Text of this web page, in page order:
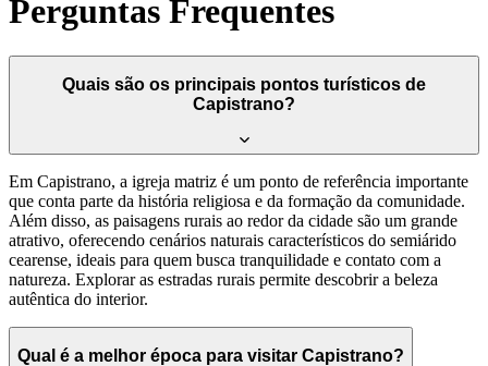
Perguntas Frequentes
Quais são os principais pontos turísticos de
Capistrano?
Em Capistrano, a igreja matriz é um ponto de referência importante
que conta parte da história religiosa e da formação da comunidade.
Além disso, as paisagens rurais ao redor da cidade são um grande
atrativo, oferecendo cenários naturais característicos do semiárido
cearense, ideais para quem busca tranquilidade e contato com a
natureza. Explorar as estradas rurais permite descobrir a beleza
autêntica do interior.
Qual é a melhor época para visitar Capistrano?